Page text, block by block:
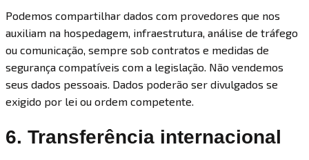
Podemos compartilhar dados com provedores que nos
auxiliam na hospedagem, infraestrutura, análise de tráfego
ou comunicação, sempre sob contratos e medidas de
segurança compatíveis com a legislação. Não vendemos
seus dados pessoais. Dados poderão ser divulgados se
exigido por lei ou ordem competente.
6. Transferência internacional